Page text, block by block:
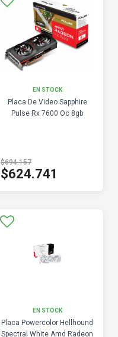
EN STOCK
Placa De Video Sapphire
Pulse Rx 7600 Oc 8gb
$694.157
$624.741
EN STOCK
Placa Powercolor Hellhound
Spectral White Amd Radeon